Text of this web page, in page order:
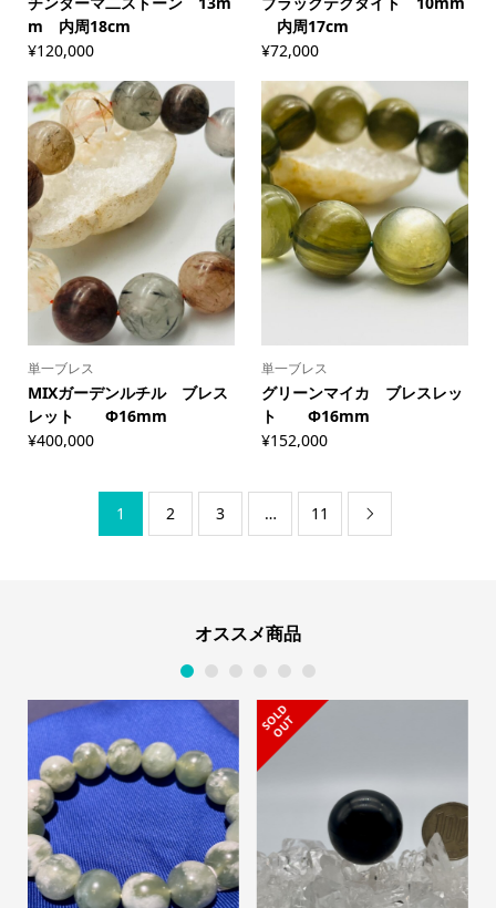
m 内周18cm
¥120,000
内周17cm
¥72,000
単一ブレス
MIXガーデンルチル ブレス
レット Φ16mm
¥400,000
単一ブレス
グリーンマイカ ブレスレッ
ト Φ16mm
¥152,000
1 2 3 … 11 
オススメ商品
S
O
L
D
O
U
T
1 2 3 4 5 6